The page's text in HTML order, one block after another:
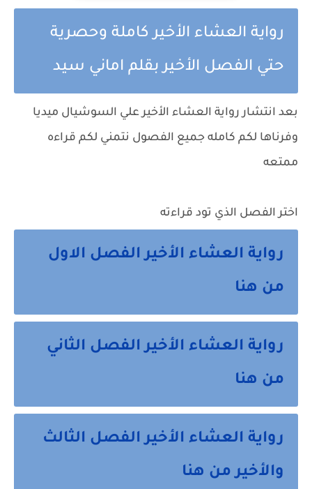
رواية العشاء الأخير كاملة وحصرية
حتي الفصل الأخير بقلم اماني سيد
بعد انتشار رواية العشاء الأخير علي السوشيال ميديا
وفرناها لكم كامله جميع الفصول نتمني لكم قراءه
ممتعه
اختر الفصل الذي تود قراءته
رواية العشاء الأخير الفصل الاول
من هنا
رواية العشاء الأخير الفصل الثاني
من هنا
رواية العشاء الأخير الفصل الثالث
والأخير من هنا